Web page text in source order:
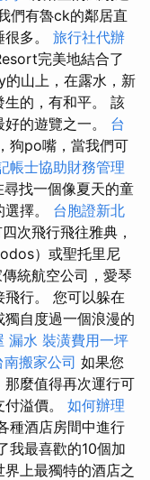
們有魯ck的鄰居直
多。 旅行社代辦
完美地結合了
山上，在露水，新
生的，有和平。 該
的遊覽之一。 台
狗po嘴，當我們可
帳士協助財務管理
找一個像夏天的童
擇。 台胞證新北
次飛行飛往雅典，
）或聖托里尼
統航空公司，愛琴
行。 您可以躲在
自度過一個浪漫的
漏水 裝潢費用一坪
南搬家公司 如果您
麼值得再次運行可
溢價。 如何辦理
種酒店房間中進行
我最喜歡的10個加
上最獨特的酒店之